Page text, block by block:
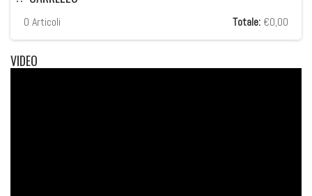
0 Articoli Totale: €0,00
VIDEO